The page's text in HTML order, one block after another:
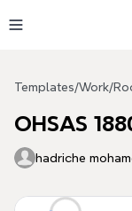
Templates/Work/
OHSAS
hadriche